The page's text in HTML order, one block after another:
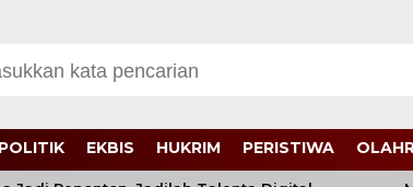
POLITIK EKBIS HUKRIM PERISTIWA